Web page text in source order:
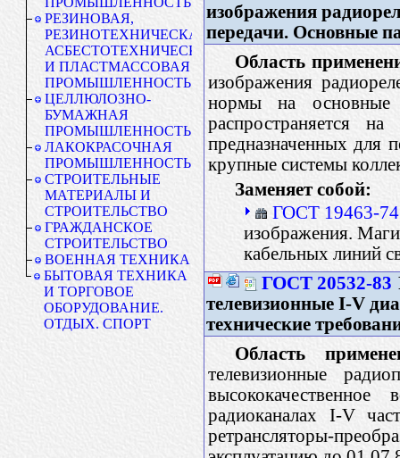
РЕЗИНОВАЯ,
РЕЗИНОТЕХНИЧЕСКАЯ,
АСБЕСТОТЕХНИЧЕСКАЯ
И ПЛАСТМАССОВАЯ
ПРОМЫШЛЕННОСТЬ
ЦЕЛЛЮЛОЗНО-
БУМАЖНАЯ
ПРОМЫШЛЕННОСТЬ
ЛАКОКРАСОЧНАЯ
ПРОМЫШЛЕННОСТЬ
СТРОИТЕЛЬНЫЕ
МАТЕРИАЛЫ И
СТРОИТЕЛЬСТВО
ГРАЖДАНСКОЕ
СТРОИТЕЛЬСТВО
ВОЕННАЯ ТЕХНИКА
БЫТОВАЯ ТЕХНИКА
И ТОРГОВОЕ
ОБОРУДОВАНИЕ.
ОТДЫХ. СПОРТ
изображения
передачи. Основные
Область
изображения
нормы на основные
распространяется
предназначенных для
крупные системы
Заменяет собой:
ГОСТ 19463-74
изображения.
кабельных линий
ГОСТ 20532-83
телевизионные I-V
технические
Область
телевизионные
радиоканалах I-V
ретрансляторы-